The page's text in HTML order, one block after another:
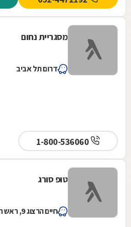
מסגריית נחום
דרום תל אביב
טופ סורג
חיים הרצוג 9, ראש העין